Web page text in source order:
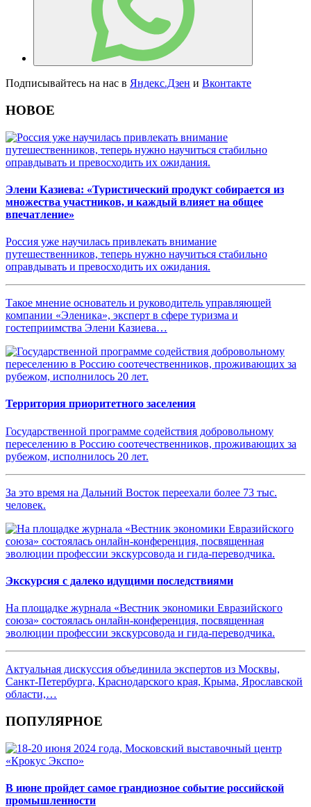
Подписывайтесь на нас в Яндекс.Дзен и Вконтакте
НОВОЕ
Элени Казиева: «Туристический продукт собирается из
множества участников, и каждый влияет на общее
впечатление»
Россия уже научилась привлекать внимание
путешественников, теперь нужно научиться стабильно
оправдывать и превосходить их ожидания.
Такое мнение основатель и руководитель управляющей
компании «Эленика», эксперт в сфере туризма и
гостеприимства Элени Казиева…
Территория приоритетного заселения
Государственной программе содействия добровольному
переселению в Россию соотечественников, проживающих за
рубежом, исполнилось 20 лет.
За это время на Дальний Восток переехали более 73 тыс.
человек.
Экскурсия с далеко идущими последствиями
На площадке журнала «Вестник экономики Евразийского
союза» состоялась онлайн-конференция, посвященная
эволюции профессии экскурсовода и гида-переводчика.
Актуальная дискуссия объединила экспертов из Москвы,
Санкт-Петербурга, Краснодарского края, Крыма, Ярославской
области,…
ПОПУЛЯРНОЕ
В июне пройдет самое грандиозное событие российской
промышленности